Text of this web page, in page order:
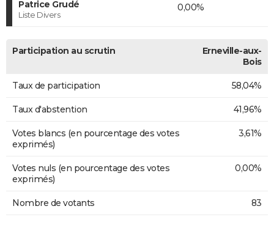
Patrice Grudé
Liste Divers
0,00%
Participation au scrutin
Erneville-aux-
Bois
Taux de participation 58,04%
Taux d'abstention 41,96%
Votes blancs (en pourcentage des votes
exprimés)
3,61%
Votes nuls (en pourcentage des votes
exprimés)
0,00%
Nombre de votants 83